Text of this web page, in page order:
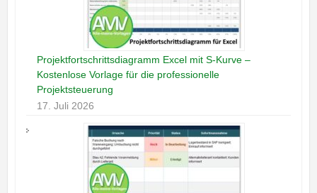
Projektfortschrittsdiagramm Excel mit S-Kurve –
Kostenlose Vorlage für die professionelle
Projektsteuerung
17. Juli 2026